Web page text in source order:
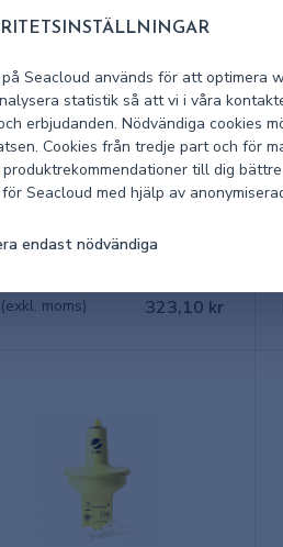
på Seacloud används för att optimera
statistik så att vi i våra
erbjudanden. Nödvändiga cookies
Cookies från tredje part och för
till dig
Seacloud med hjälp av
endast nödvändiga
Distress Flare Neoprene
lager
moms) 323,10 kr